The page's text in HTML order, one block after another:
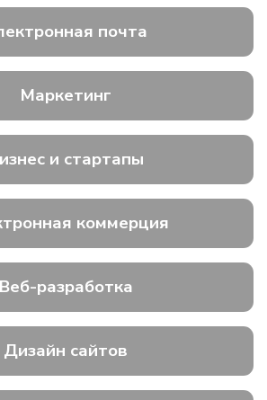
почта
Маркетинг
и стартапы
коммерция
Веб-разработка
Дизайн сайтов